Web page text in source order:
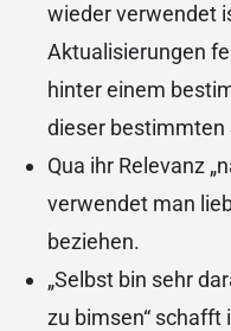
wieder verwendet
Aktualisierungen
hinter einem
dieser bestimmten
Qua ihr Relevanz
verwendet man
beziehen.
„Selbst bin sehr
zu bimsen“ schafft